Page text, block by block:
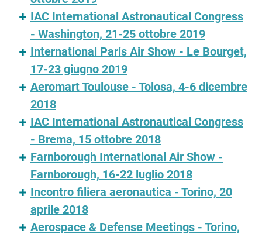
IAC International Astronautical Congress
- Washington, 21-25 ottobre 2019
International Paris Air Show - Le Bourget,
17-23 giugno 2019
Aeromart Toulouse - Tolosa, 4-6 dicembre
2018
IAC International Astronautical Congress
- Brema, 15 ottobre 2018
Farnborough International Air Show -
Farnborough, 16-22 luglio 2018
Incontro filiera aeronautica - Torino, 20
aprile 2018
Aerospace & Defense Meetings - Torino,